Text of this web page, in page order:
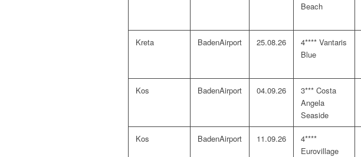
Beach
Kreta BadenAirport 25.08.26
4**** Vantaris
Blue
Kos BadenAirport 04.09.26
3*** Costa
Angela
Seaside
Kos BadenAirport 11.09.26
4****
Eurovillage